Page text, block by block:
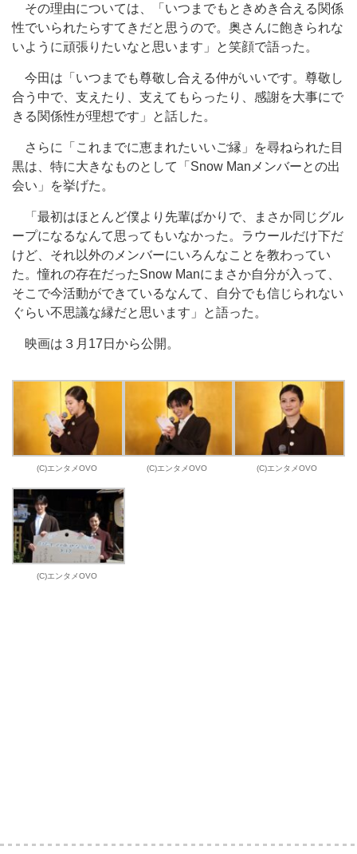
その理由については、「いつまでもときめき合える関係
性でいられたらすてきだと思うので。奥さんに飽きられな
いように頑張りたいなと思います」と笑顔で語った。
今田は「いつまでも尊敬し合える仲がいいです。尊敬し
合う中で、支えたり、支えてもらったり、感謝を大事にで
きる関係性が理想です」と話した。
さらに「これまでに恵まれたいいご縁」を尋ねられた目
黒は、特に大きなものとして「Snow Manメンバーとの出
会い」を挙げた。
「最初はほとんど僕より先輩ばかりで、まさか同じグル
ープになるなんて思ってもいなかった。ラウールだけ下だ
けど、それ以外のメンバーにいろんなことを教わってい
た。憧れの存在だったSnow Manにまさか自分が入って、
そこで今活動ができているなんて、自分でも信じられない
ぐらい不思議な縁だと思います」と語った。
映画は３月17日から公開。
(C)エンタメOVO (C)エンタメOVO (C)エンタメOVO
(C)エンタメOVO